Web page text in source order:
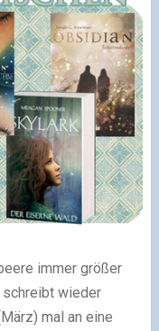
immer größer
schreibt wieder
mal an eine